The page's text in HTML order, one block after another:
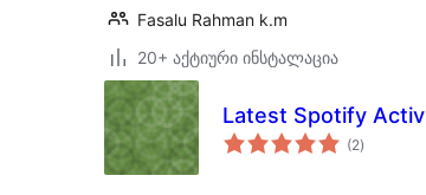
Fasalu Rahman k.m
20+ აქტიური ინსტალაცია
Latest Spotify
(2საერთო
რეიტინგი
)